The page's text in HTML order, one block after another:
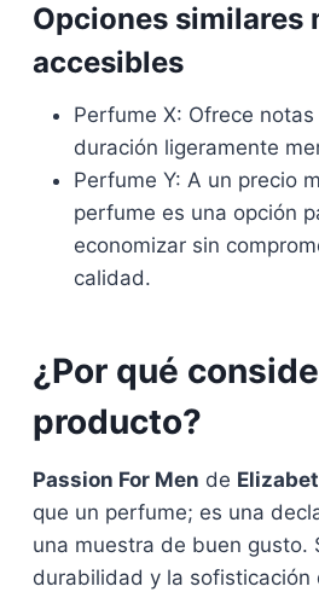
Opciones similares
accesibles
Perfume X: Ofrece
duración ligeramente
Perfume Y: A un precio
perfume es una opción
economizar sin
calidad.
¿Por qué
producto?
Passion For Men de
que un perfume; es una
una muestra de buen gusto.
durabilidad y la sofisticación